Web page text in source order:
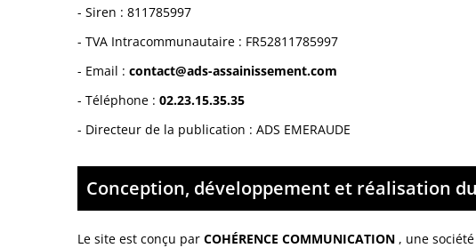
- Siren : 811785997
- TVA Intracommunautaire : FR52811785997
- Email : contact@ads-assainissement.com
- Téléphone : 02.23.15.35.35
- Directeur de la publication : ADS EMERAUDE
Conception, développement et réalisation
Le site est conçu par COHÉRENCE COMMUNICATION , une